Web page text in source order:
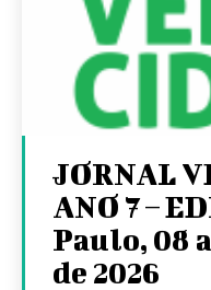
JORNAL
ANO 7 –
Paulo, 08
de 2026